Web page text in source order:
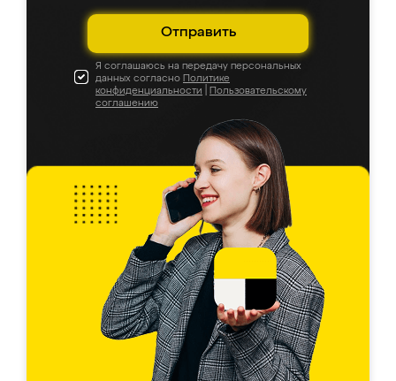
Отправить
Я соглашаюсь на передачу персональных
данных согласно Политике
конфиденциальности
Пользовательскому
соглашению